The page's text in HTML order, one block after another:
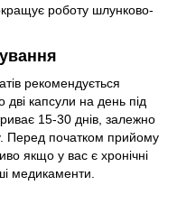
роботу шлунково-
рекомендується
капсули на день під
15-30 днів, залежно
Перед початком прийому
якщо у вас є хронічні
медикаменти.